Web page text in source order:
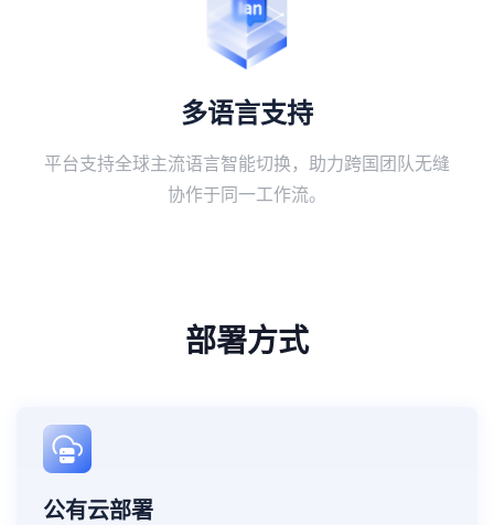
多语言支持
平台支持全球主流语言智能切换，助力跨国团队无缝
协作于同一工作流。
部署方式
公有云部署